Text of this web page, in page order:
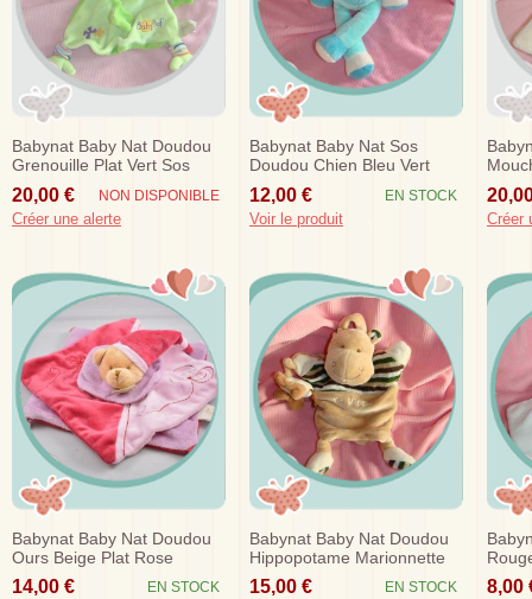
Babynat Baby Nat Doudou
Grenouille Plat Vert Sos
20,00 € NON DISPONIBLE
Créer une alerte
Babynat Baby Nat Sos
Doudou Chien Bleu Vert
Turquoise Bandana
12,00 € EN STOCK
Voir le produit Créer
Babynat Baby Nat Doudou
Ours Beige Plat Rose
Fushia Sos
14,00 € EN STOCK
Babynat Baby Nat Doudou
Hippopotame Marionnette
Beige Papillon Sos
15,00 € EN STOCK
Sos
8,00